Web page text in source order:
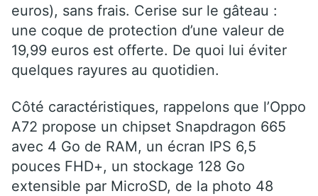
euros), sans frais. Cerise sur le gâteau :
une coque de protection d’une valeur de
19,99 euros est offerte. De quoi lui éviter
quelques rayures au quotidien.
Côté caractéristiques, rappelons que l’Oppo
A72 propose un chipset Snapdragon 665
avec 4 Go de RAM, un écran IPS 6,5
pouces FHD+, un stockage 128 Go
extensible par MicroSD, de la photo 48